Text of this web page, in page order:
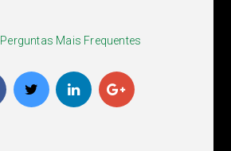
Perguntas Mais Frequentes